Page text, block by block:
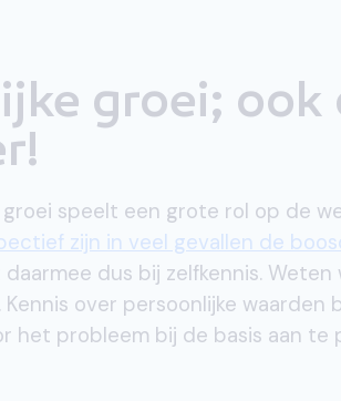
groei; ook
speelt een grote rol op de
zijn in veel gevallen de
dus bij zelfkennis.
over persoonlijke waarden
het probleem bij de basis aan te